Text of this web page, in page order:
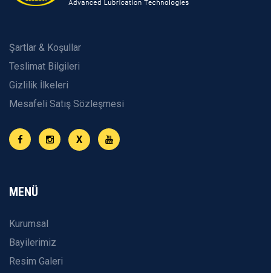
Şartlar & Koşullar
Teslimat Bilgileri
Gizlilik İlkeleri
Mesafeli Satış Sözleşmesi
X
MENÜ
Kurumsal
Bayilerimiz
Resim Galeri